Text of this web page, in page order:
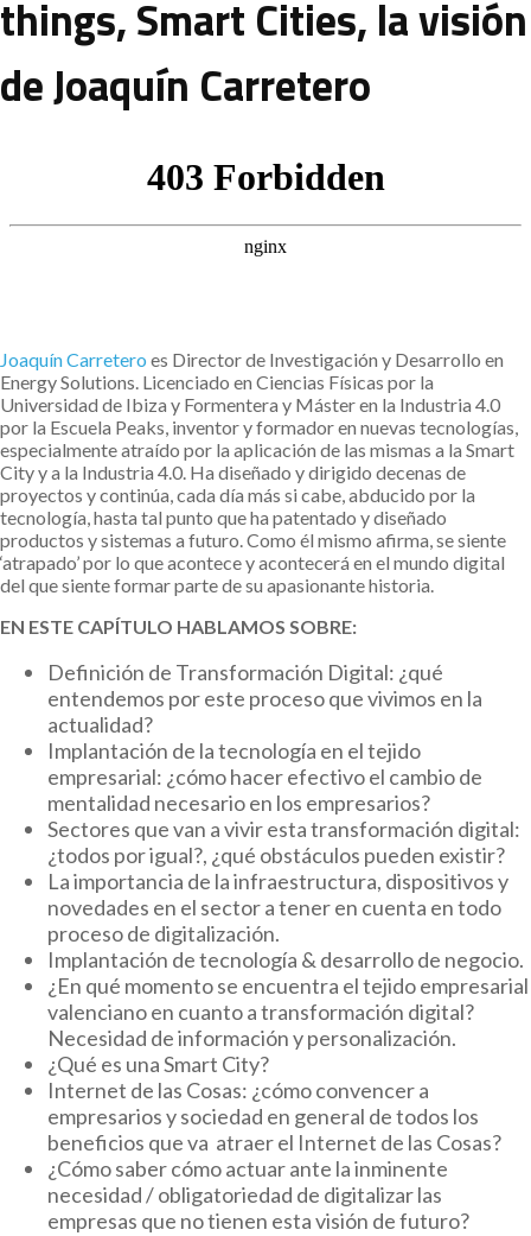
things, Smart Cities, la visión
de Joaquín Carretero
Joaquín Carretero es Director de Investigación y Desarrollo en
Energy Solutions. Licenciado en Ciencias Físicas por la
Universidad de Ibiza y Formentera y Máster en la Industria 4.0
por la Escuela Peaks, inventor y formador en nuevas tecnologías,
especialmente atraído por la aplicación de las mismas a la Smart
City y a la Industria 4.0. Ha diseñado y dirigido decenas de
proyectos y continúa, cada día más si cabe, abducido por la
tecnología, hasta tal punto que ha patentado y diseñado
productos y sistemas a futuro. Como él mismo afirma, se siente
‘atrapado’ por lo que acontece y acontecerá en el mundo digital
del que siente formar parte de su apasionante historia.
EN ESTE CAPÍTULO HABLAMOS SOBRE:
Definición de Transformación Digital: ¿qué
entendemos por este proceso que vivimos en la
actualidad?
Implantación de la tecnología en el tejido
empresarial: ¿cómo hacer efectivo el cambio de
mentalidad necesario en los empresarios?
Sectores que van a vivir esta transformación digital:
¿todos por igual?, ¿qué obstáculos pueden existir?
La importancia de la infraestructura, dispositivos y
novedades en el sector a tener en cuenta en todo
proceso de digitalización.
Implantación de tecnología & desarrollo de negocio.
¿En qué momento se encuentra el tejido empresarial
valenciano en cuanto a transformación digital?
Necesidad de información y personalización.
¿Qué es una Smart City?
Internet de las Cosas: ¿cómo convencer a
empresarios y sociedad en general de todos los
beneficios que va atraer el Internet de las Cosas?
¿Cómo saber cómo actuar ante la inminente
necesidad / obligatoriedad de digitalizar las
empresas que no tienen esta visión de futuro?